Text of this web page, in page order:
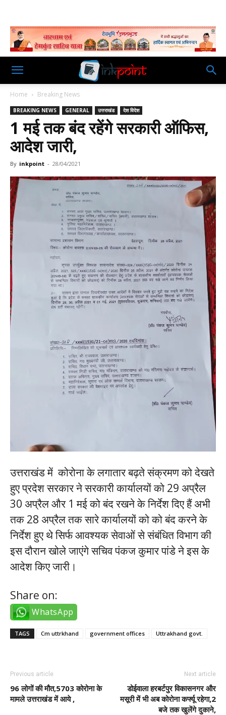
Home Breaking News
BREAKING NEWS GENERAL उत्तराखंड देश विदेश
1 मई तक बंद रहेंगे सरकारी ऑफिस,
आदेश जारी,
By inkpoint - 28/04/2021
उत्तराखंड में कोरोना के लगातार बढ़ते संक्रमण को देखते
हुए प्रदेश सरकार ने सरकारी कार्यालयों को 29 अप्रैल
30 अप्रैल और 1 मई को बंद रखने के निर्देश दिए हैं अभी
तक 28 अप्रैल तक सारे कार्यालयों को को बंद करने के
निर्देश हुए थे सिर्फ आवश्यक सेवाओं से संबंधित विभाग की
इस दौरान खोले जाएंगे सचिव पंकज कुमार पांडे ने इस के
आदेश किए जारी।
Share on:
WhatsApp
TAGS Cm uttrkhand government offices Uttrakhand govt.
Previous article
96 लोगों की मौत,5703 कोरोना के
मामले उत्तराखंड में आये ,
Next article
डोईवाला हरबर्टपुर विकासनगर और
मसूरी में भी अब कोरोना कर्फ्यू रहेगा,2
बजे तक खुलेंगे दुकाने,